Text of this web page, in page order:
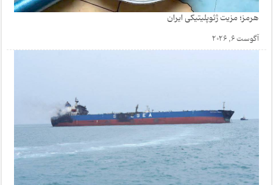
هرمز؛ مزیت ژئوپلیتیکی ایران
آگوست 6, 2026